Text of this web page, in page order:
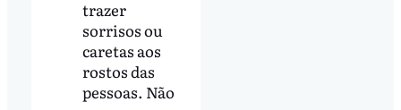
trazer
sorrisos ou
caretas aos
rostos das
pessoas. Não